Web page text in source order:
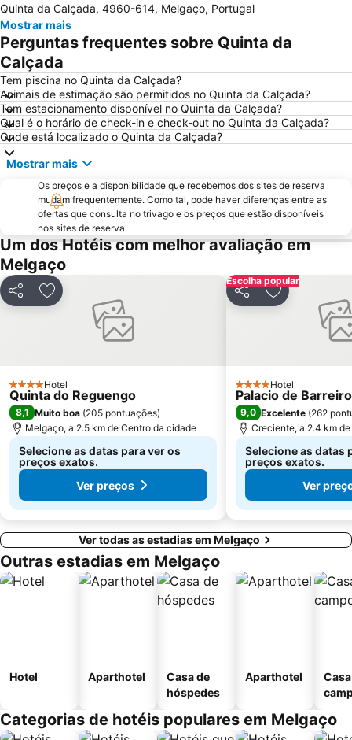
Paseo Marítimo de Baiona
Luz
Barrio de Samil
Recinto Ferial de Vigo
América
Puerto de Baiona
O Tombo do Gato ou da Fonte
Moledo
Posto de Turismo de Valença do Minho
Porto de Vigo
Ourense-Empalme
Santuário de Nossa Senhora da Peneda
Praia de Panxón
Praia de Lapamán
Parque Natural da Baixa Limia Serra do Xurés
do Vao
Bueu
Areal
Barragem do Alto-Lindoso
Cascata do Arado
Parque Termal do Peso
Praia da Punta
Puerto de Panxón
Estación de Tren de Vigo
Barragem de Vilarinho das Furnas
Plaza de América
Freixeiro
Casco vello
A Alameda
Coruxo
Quinta da Calçada, 4960-614, Melgaço, Portugal
Mostrar mais
Perguntas frequentes sobre Quinta da
Calçada
Tem piscina no Quinta da Calçada?
Animais de estimação são permitidos no Quinta da Calçada?
Tem estacionamento disponível no Quinta da Calçada?
Qual é o horário de check-in e check-out no Quinta da Calçada?
Onde está localizado o Quinta da Calçada?
Mostrar mais
Os preços e a disponibilidade que recebemos dos sites de reserva
mudam frequentemente. Como tal, pode haver diferenças entre as
ofertas que consulta no trivago e os preços que estão disponíveis
nos sites de reserva.
Um dos Hotéis com melhor avaliação em
Melgaço
PartilharAdicionar aos favoritos
4 Estrelas
Hotel
Quinta do Reguengo
8,1 Muito boa (205 pontuações)
Melgaço, a 2.5 km de Centro da cidade
Selecione as datas para ver os
preços exatos.
Ver preços
Escolha popular
PartilharAdicionar
4 Estrelas
Hotel
Palacio de Barreiro
9,0 Excelente (262
Creciente, a 2.4 km
Selecione as datas
preços exatos.
Ver
Ver todas as estadias em Melgaço
Outras estadias em Melgaço
Hotel Aparthotel
Casa de
hóspedes
Aparthotel
Categorias de hotéis populares em Melgaço